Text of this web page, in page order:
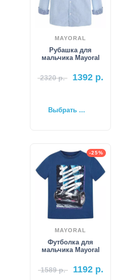
MAYORAL
Рубашка для
мальчика Mayoral
2320р. 1392 р.
Выбрать ...
-25%
MAYORAL
Футболка для
мальчика Mayoral
1589р. 1192р.